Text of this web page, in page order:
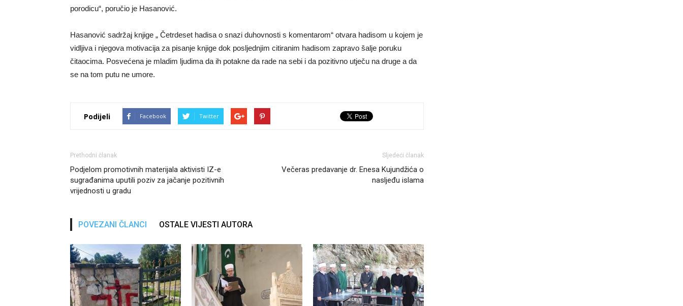
porodicu“, poručio je Hasanović.
Hasanović sadržaj knjige „ Četrdeset hadisa o snazi duhovnosti s komentarom“ otvara hadisom u kojem je
vidljiva i njegova motivacija za pisanje knjige dok posljednjim citiranim hadisom zapravo šalje poruku
čitaocima. Posvećena je mladim ljudima da ih potakne da rade na sebi i da pozitivno utječu na druge a da
se na tom putu ne umore.
Podijeli Facebook Twitter
Prethodni članak
Podjelom promotivnih materijala aktivisti IZ-e
sugrađanima uputili poziv za jačanje pozitivnih
vrijednosti u gradu
Sljedeći članak
Večeras predavanje dr. Enesa Kujundžića o
nasljeđu islama
POVEZANI ČLANCI OSTALE VIJESTI AUTORA